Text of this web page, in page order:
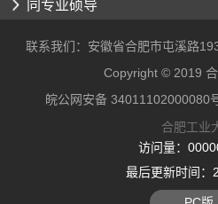
同专业硕导
联系我们：安徽省合肥市屯溪路
Copyright © 2019
皖公网安备 34011102000080
合肥工业
访问量：
最后更新时间：